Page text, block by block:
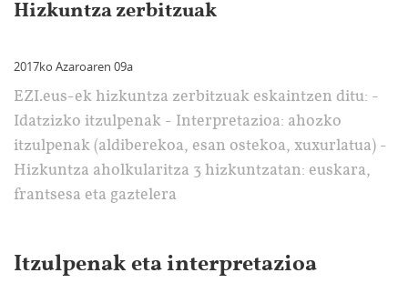
Hizkuntza zerbitzuak
2017ko Azaroaren 09a
EZI.eus-ek hizkuntza zerbitzuak eskaintzen ditu: -
Idatzizko itzulpenak - Interpretazioa: ahozko
itzulpenak (aldiberekoa, esan ostekoa, xuxurlatua) -
Hizkuntza aholkularitza 3 hizkuntzatan: euskara,
frantsesa eta gaztelera
Itzulpenak eta interpretazioa